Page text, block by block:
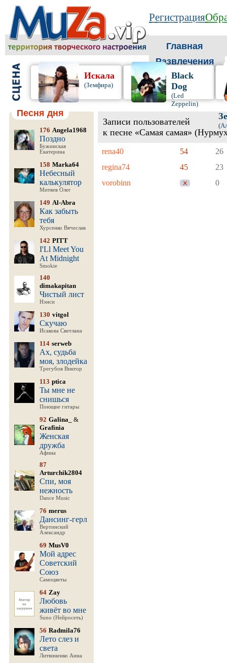
Регистрация
Главная
Развлечения
Искала
(Земфира)
Black
Dog
(Led
Zeppelin)
Песня дня
176 Angela1968
Поздно
Бужинская
Екатерина
158 Marka64
Небесный
калькулятор
Митяев Олег
149 Al-Abra
Как забыть
тебя
Хурсенко Вячеслав
142 PITT
I'Ll Meet You
At Midnight
Smokie
140
dimakapitan
Чистый лист
Нэнси
130 vitgol
Скучаю
Исакова Светлана
114 serweb
Ах, судьба
моя, злодейка
Трегубов Виктор
113 ptica
Ты мне не
снишься
Поющие гитары
92 Galina_
&
Grafinia
Женская
дружба
Афина
87
Arturchik2804
Спи, моя
нежность
Dance Music
76 merus
Дансинг-герл
Вертинский
Александр
69 MusV0
Мой адрес
Советский
Союз
Самоцветы
64 Zay
Любовь
живёт во мне
Suno (Нейросеть)
56 Radmila76
Лето слез и
света
Литвиненко Анна
Записи пользователей
к песне «Самая самая»
rena40 54
26
regina74
45
23
vorobinn
0